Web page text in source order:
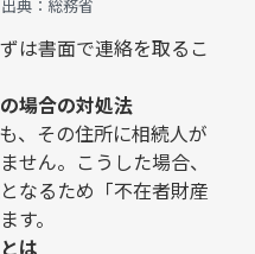
出典： 総務省
は書面で連絡を取るこ
場合の対処法
、その住所に相続人が
せん。こうした場合、
なるため「不在者財産
す。
は